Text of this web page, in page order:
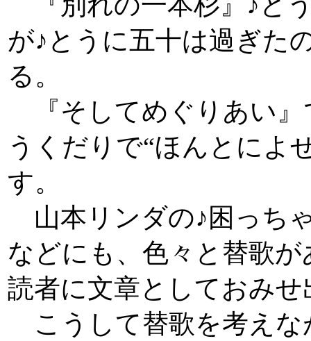
が♪とうに五十は過ぎた
る。
『そしてめぐりあい
うくだりで“ほんとによ
す。
山本リンダの♪困っち
などにも、色々と替歌
読者に文章としておみ
こうして替歌を考えな